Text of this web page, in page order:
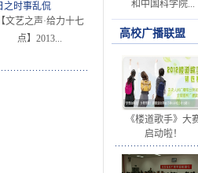
【文艺之声·给力十七
点】2013...